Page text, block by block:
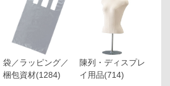
袋／ラッピング／
梱包資材(1284)
陳列・ディスプレ
イ用品(714)